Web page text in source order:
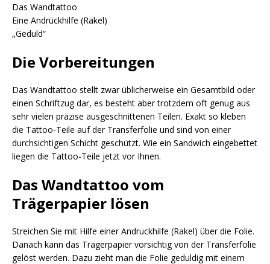
Das Wandtattoo
Eine Andrückhilfe (Rakel)
„Geduld“
Die Vorbereitungen
Das Wandtattoo stellt zwar üblicherweise ein Gesamtbild oder
einen Schriftzug dar, es besteht aber trotzdem oft genug aus
sehr vielen präzise ausgeschnittenen Teilen. Exakt so kleben
die Tattoo-Teile auf der Transferfolie und sind von einer
durchsichtigen Schicht geschützt. Wie ein Sandwich eingebettet
liegen die Tattoo-Teile jetzt vor Ihnen.
Das Wandtattoo vom
Trägerpapier lösen
Streichen Sie mit Hilfe einer Andruckhilfe (Rakel) über die Folie.
Danach kann das Trägerpapier vorsichtig von der Transferfolie
gelöst werden. Dazu zieht man die Folie geduldig mit einem